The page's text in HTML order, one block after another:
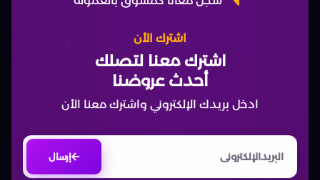
اشترك الأن
اشترك معنا لتصلك
أحدث عروضنا
ادخل بريدك الإلكتروني واشترك معنا الأن
إرسال